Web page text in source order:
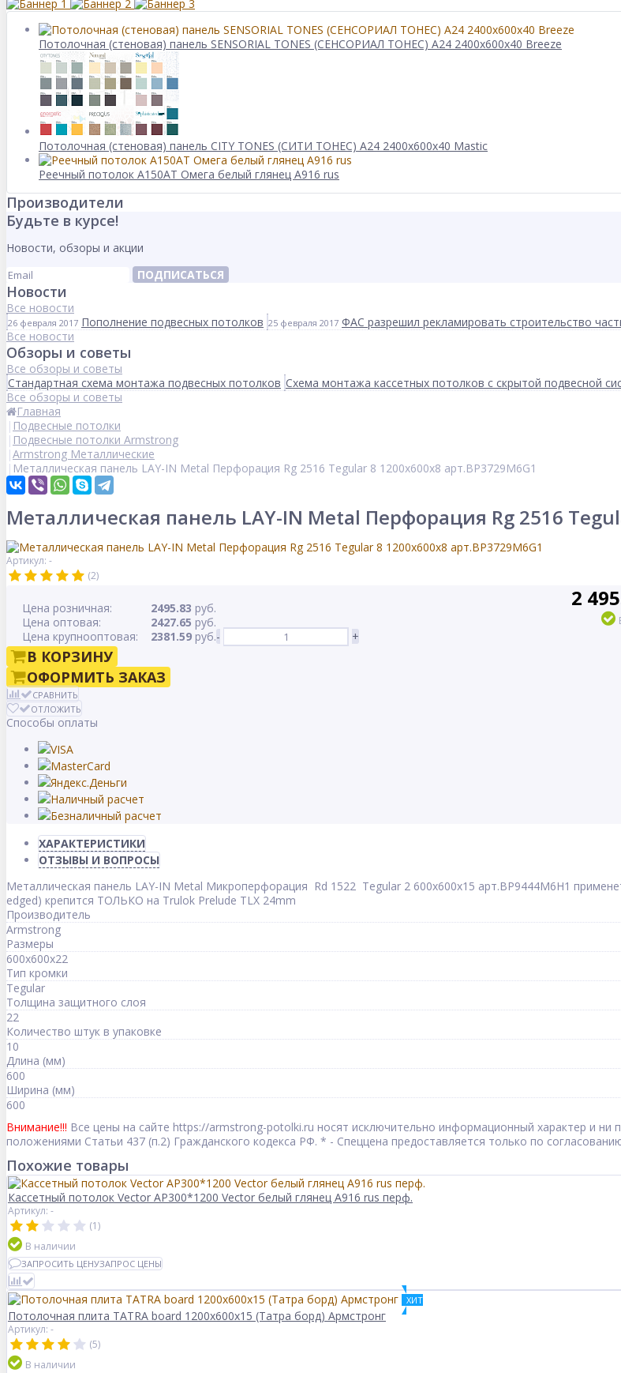
Потолочная (стеновая) панель SENSORIAL TONES (СЕНСОРИАЛ ТОНЕС) A24 2400x600x40 Breeze
Потолочная (стеновая) панель CITY TONES (CИТИ ТОНЕС) A24 2400x600x40 Mastic
Реечный потолок A150AT Омега белый глянец А916 rus
Производители
Будьте в курсе!
Новости, обзоры и акции
ПОДПИСАТЬСЯ
Новости
Все новости
26 февраля 2017 Пополнение подвесных потолков 25 февраля 2017 ФАС разрешил рекламировать строительство
Все новости
Обзоры и советы
Все обзоры и советы
Стандартная схема монтажа подвесных потолков Схема монтажа кассетных потолков с скрытой подвесной
Все обзоры и советы
Главная
Подвесные потолки
Подвесные потолки Armstrong
Armstrong Металлические
Металлическая панель LAY-IN Metal Перфорация Rg 2516 Tegular 8 1200x600x8 арт.BP3729M6G1
Металлическая панель LAY-IN Metal Перфорация Rg 2516
Артикул: -
(2)
Цена розничная: 2495.83 руб.
Цена оптовая:
2427.65 руб.
Цена крупнооптовая:
2381.59 руб.
2
- +
В КОРЗИНУ
ОФОРМИТЬ ЗАКАЗ
СРАВНИТЬ
ОТЛОЖИТЬ
Способы оплаты
ХАРАКТЕРИСТИКИ
ОТЗЫВЫ И ВОПРОСЫ
Металлическая панель LAY-IN Metal Микроперфорация Rd 1522 Tegular 2 600x600x15 арт.BP9444M6H1
edged) крепится ТОЛЬКО на Trulok Prelude TLX 24mm
Производитель
Armstrong
Размеры
600x600x22
Тип кромки
Tegular
Толщина защитного слоя
22
Количество штук в упаковке
10
Длина (мм)
600
Ширина (мм)
600
Внимание!!! Все цены на сайте https://armstrong-potolki.ru носят исключительно информационный характер и ни
положениями Статьи 437 (п.2) Гражданского кодекса РФ. * - Спеццена предоставляется только по
Похожие товары
Кассетный потолок Vector AP300*1200 Vector белый глянец А916 rus перф.
Артикул: -
(1)
В наличии
ЗАПРОСИТЬ ЦЕНУЗАПРОС ЦЕНЫ
ХИТ
Потолочная плита TATRA board 1200x600x15 (Татра борд) Армстронг
Артикул: -
(5)
В наличии